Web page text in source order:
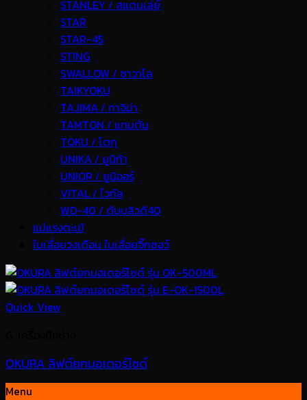
STANLEY / สแตนเล่ย์
STAR
STAR-45
STING
SWALLOW / ซาวาโล
TAIKYOKU
TAJIMA / ทาจิม่า
TAMTON / แทมตัน
TOKU / โตกุ
UNIKA / ยูนิก้า
UNIOR / ยูนิออร์
VITAL / ไวทัล
WD-40 / ดับบลิวดี40
แม่แรงตะเข้
ใบเลื่อยวงเดือน ใบเลื่อยจิ๊กซอว์
Quick View
OKURA ลิฟต์ยกมอเตอร์ไซด์
Menu